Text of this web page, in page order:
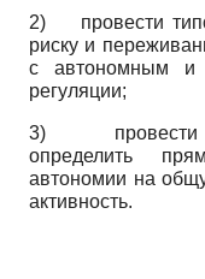
2) провести
риску и
с автономным и
регуляции;
3)
определить
автономии на
активность.